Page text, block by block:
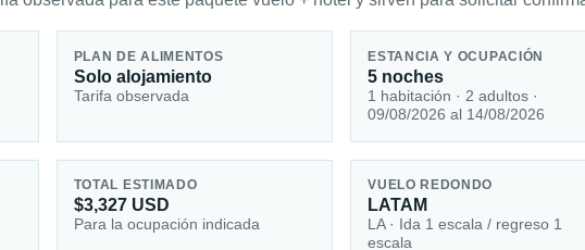
PLAN DE ALIMENTOS
Solo alojamiento
Tarifa observada
ESTANCIA Y OCUPACIÓN
5 noches
1 habitación · 2 adultos ·
09/08/2026 al 14/08/2026
TOTAL ESTIMADO
$3,327 USD
Para la ocupación indicada
VUELO REDONDO
LATAM
LA · Ida 1 escala / regreso 1
escala